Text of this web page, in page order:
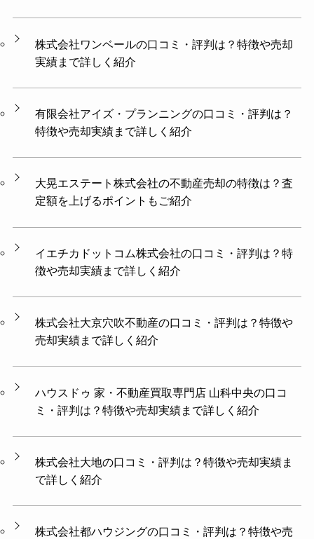
株式会社ワンベールの口コミ・評判は？特徴や売却
実績まで詳しく紹介
有限会社アイズ・プランニングの口コミ・評判は？
特徴や売却実績まで詳しく紹介
大晃エステート株式会社の不動産売却の特徴は？査
定額を上げるポイントもご紹介
イエチカドットコム株式会社の口コミ・評判は？特
徴や売却実績まで詳しく紹介
株式会社大京穴吹不動産の口コミ・評判は？特徴や
売却実績まで詳しく紹介
ハウスドゥ 家・不動産買取専門店 山科中央の口コ
ミ・評判は？特徴や売却実績まで詳しく紹介
株式会社大地の口コミ・評判は？特徴や売却実績ま
で詳しく紹介
株式会社都ハウジングの口コミ・評判は？特徴や売